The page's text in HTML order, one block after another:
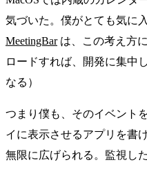
気づいた。僕がとても気に
MeetingBarは、この考え方
ロードすれば、開発に集中
なる）
つまり僕も、そのイベント
イに表示させるアプリを書
無限に広げられる。監視し